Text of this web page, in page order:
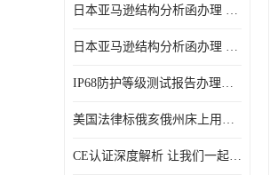
日本亚马逊结构分析函办理 日本亚马逊 热水壶等；
日本亚马逊结构分析函办理 日本亚马逊 果汁搅拌机
IP68防护等级测试报告办理标准要求
美国法律标俄亥俄州床上用品许可证讲解！
CE认证深度解析 让我们一起来认识CE认证